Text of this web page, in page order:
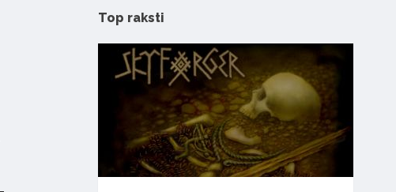
Top raksti